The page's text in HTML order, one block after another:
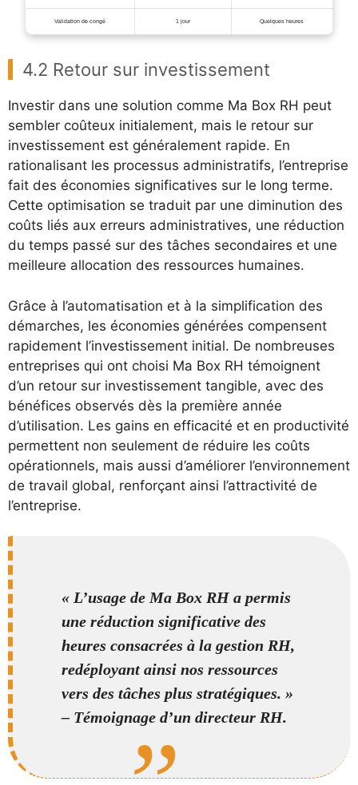
Validation de congé 1 jour Quelques heures
4.2 Retour sur investissement
Investir dans une solution comme Ma Box RH peut
sembler coûteux initialement, mais le retour sur
investissement est généralement rapide. En
rationalisant les processus administratifs, l’entreprise
fait des économies significatives sur le long terme.
Cette optimisation se traduit par une diminution des
coûts liés aux erreurs administratives, une réduction
du temps passé sur des tâches secondaires et une
meilleure allocation des ressources humaines.
Grâce à l’automatisation et à la simplification des
démarches, les économies générées compensent
rapidement l’investissement initial. De nombreuses
entreprises qui ont choisi Ma Box RH témoignent
d’un retour sur investissement tangible, avec des
bénéfices observés dès la première année
d’utilisation. Les gains en efficacité et en productivité
permettent non seulement de réduire les coûts
opérationnels, mais aussi d’améliorer l’environnement
de travail global, renforçant ainsi l’attractivité de
l’entreprise.
« L’usage de Ma Box RH a permis
une réduction significative des
heures consacrées à la gestion RH,
redéployant ainsi nos ressources
vers des tâches plus stratégiques. »
– Témoignage d’un directeur RH.